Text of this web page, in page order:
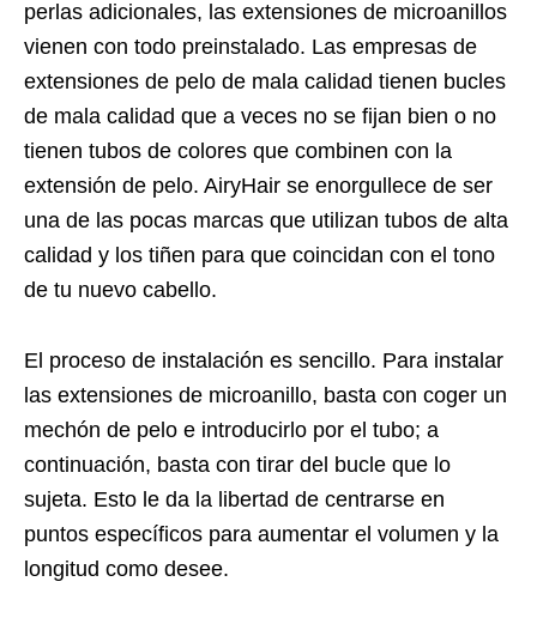
perlas adicionales, las extensiones de microanillos
vienen con todo preinstalado. Las empresas de
extensiones de pelo de mala calidad tienen bucles
de mala calidad que a veces no se fijan bien o no
tienen tubos de colores que combinen con la
extensión de pelo. AiryHair se enorgullece de ser
una de las pocas marcas que utilizan tubos de alta
calidad y los tiñen para que coincidan con el tono
de tu nuevo cabello.
El proceso de instalación es sencillo. Para instalar
las extensiones de microanillo, basta con coger un
mechón de pelo e introducirlo por el tubo; a
continuación, basta con tirar del bucle que lo
sujeta. Esto le da la libertad de centrarse en
puntos específicos para aumentar el volumen y la
longitud como desee.